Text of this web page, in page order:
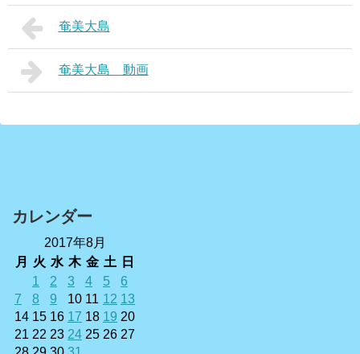
奄美大島
奄美大島 動画
カレンダー
2017年8月
月
火 水 木 金 土 日
1 2 3 4 5
6
7
8 9 10 11 12 13
14 15 16 17 18 19 20
21 22 23 24 25 26 27